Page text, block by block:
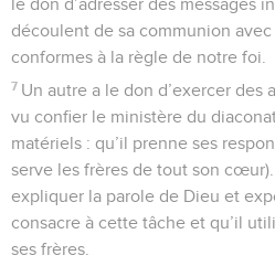
le don d’adresser des messages
découlent de sa communion
conformes à la règle de notre foi.
7 Un autre a le don d’exercer des
vu confier le ministère du
matériels : qu’il prenne ses
serve les frères de tout son
expliquer la parole de Dieu et
consacre à cette tâche et qu’il
ses frères.